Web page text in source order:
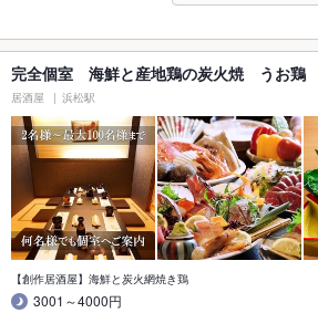
完全個室 海鮮と産地鶏の炭火焼 うお鶏
居酒屋 浜松駅
【創作居酒屋】海鮮と炭火網焼き鶏
3001～4000円